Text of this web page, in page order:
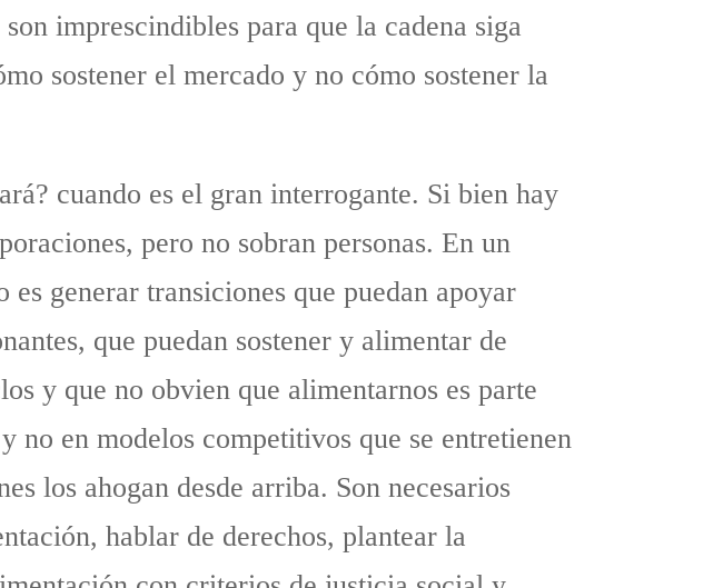
imprescindibles para que la cadena siga
sostener el mercado y no cómo sostener la
cuando es el gran interrogante. Si bien hay
pero no sobran personas. En un
generar transiciones que puedan apoyar
que puedan sostener y alimentar de
y que no obvien que alimentarnos es parte
no en modelos competitivos que se entretienen
los ahogan desde arriba. Son necesarios
hablar de derechos, plantear la